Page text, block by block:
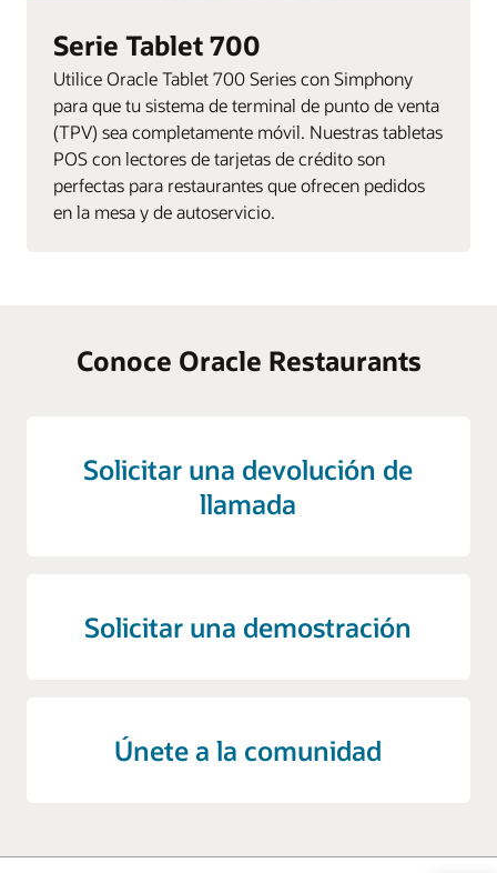
Serie Tablet 700
Utilice Oracle Tablet 700 Series con Simphony
para que tu sistema de terminal de punto de venta
(TPV) sea completamente móvil. Nuestras tabletas
POS con lectores de tarjetas de crédito son
perfectas para restaurantes que ofrecen pedidos
en la mesa y de autoservicio.
Conoce Oracle Restaurants
Solicitar una devolución de
llamada
Solicitar una demostración
Únete a la comunidad